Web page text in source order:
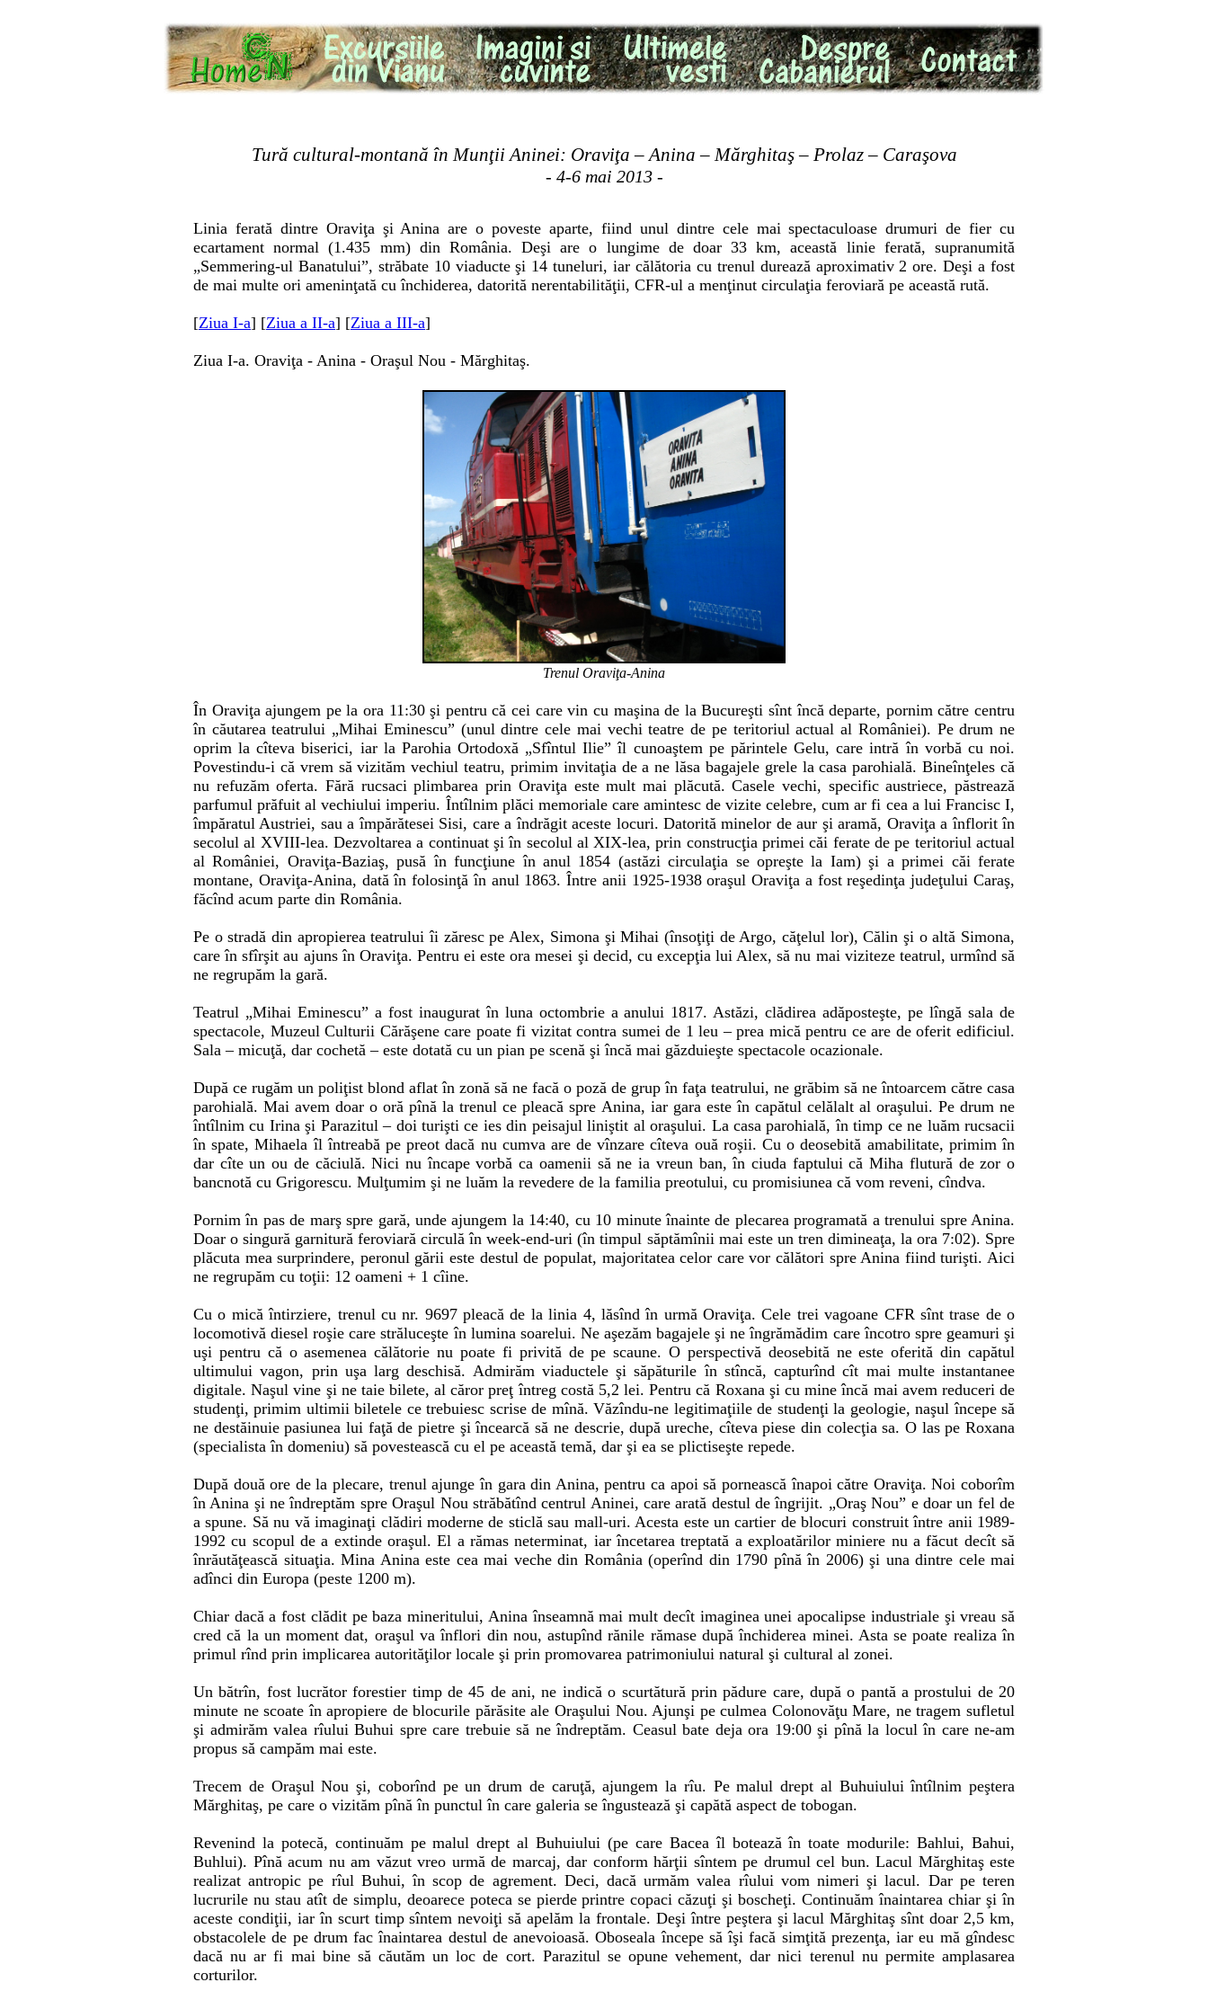
Tură cultural-montană în Munţii Aninei: Oraviţa – Anina – Mărghitaş – Prolaz – Caraşova
- 4-6 mai 2013 -
Linia ferată dintre Oraviţa şi Anina are o poveste aparte, fiind unul dintre cele mai spectaculoase drumuri de fier cu
ecartament normal (1.435 mm) din România. Deşi are o lungime de doar 33 km, această linie ferată, supranumită
„Semmering-ul Banatului”, străbate 10 viaducte şi 14 tuneluri, iar călătoria cu trenul durează aproximativ 2 ore. Deşi a fost
de mai multe ori ameninţată cu închiderea, datorită nerentabilităţii, CFR-ul a menţinut circulaţia feroviară pe această rută.
[Ziua I-a] [Ziua a II-a] [Ziua a III-a]
Ziua I-a. Oraviţa - Anina - Oraşul Nou - Mărghitaş.
Trenul Oraviţa-Anina
În Oraviţa ajungem pe la ora 11:30 şi pentru că cei care vin cu maşina de la Bucureşti sînt încă departe, pornim către centru
în căutarea teatrului „Mihai Eminescu” (unul dintre cele mai vechi teatre de pe teritoriul actual al României). Pe drum ne
oprim la cîteva biserici, iar la Parohia Ortodoxă „Sfîntul Ilie” îl cunoaştem pe părintele Gelu, care intră în vorbă cu noi.
Povestindu-i că vrem să vizităm vechiul teatru, primim invitaţia de a ne lăsa bagajele grele la casa parohială. Bineînţeles că
nu refuzăm oferta. Fără rucsaci plimbarea prin Oraviţa este mult mai plăcută. Casele vechi, specific austriece, păstrează
parfumul prăfuit al vechiului imperiu. Întîlnim plăci memoriale care amintesc de vizite celebre, cum ar fi cea a lui Francisc I,
împăratul Austriei, sau a împărătesei Sisi, care a îndrăgit aceste locuri. Datorită minelor de aur şi aramă, Oraviţa a înflorit în
secolul al XVIII-lea. Dezvoltarea a continuat şi în secolul al XIX-lea, prin construcţia primei căi ferate de pe teritoriul actual
al României, Oraviţa-Baziaş, pusă în funcţiune în anul 1854 (astăzi circulaţia se opreşte la Iam) şi a primei căi ferate
montane, Oraviţa-Anina, dată în folosinţă în anul 1863. Între anii 1925-1938 oraşul Oraviţa a fost reşedinţa judeţului Caraş,
făcînd acum parte din România.
Pe o stradă din apropierea teatrului îi zăresc pe Alex, Simona şi Mihai (însoţiţi de Argo, căţelul lor), Călin şi o altă Simona,
care în sfîrşit au ajuns în Oraviţa. Pentru ei este ora mesei şi decid, cu excepţia lui Alex, să nu mai viziteze teatrul, urmînd să
ne regrupăm la gară.
Teatrul „Mihai Eminescu” a fost inaugurat în luna octombrie a anului 1817. Astăzi, clădirea adăposteşte, pe lîngă sala de
spectacole, Muzeul Culturii Cărăşene care poate fi vizitat contra sumei de 1 leu – prea mică pentru ce are de oferit edificiul.
Sala – micuţă, dar cochetă – este dotată cu un pian pe scenă şi încă mai găzduieşte spectacole ocazionale.
După ce rugăm un poliţist blond aflat în zonă să ne facă o poză de grup în faţa teatrului, ne grăbim să ne întoarcem către casa
parohială. Mai avem doar o oră pînă la trenul ce pleacă spre Anina, iar gara este în capătul celălalt al oraşului. Pe drum ne
întîlnim cu Irina şi Parazitul – doi turişti ce ies din peisajul liniştit al oraşului. La casa parohială, în timp ce ne luăm rucsacii
în spate, Mihaela îl întreabă pe preot dacă nu cumva are de vînzare cîteva ouă roşii. Cu o deosebită amabilitate, primim în
dar cîte un ou de căciulă. Nici nu încape vorbă ca oamenii să ne ia vreun ban, în ciuda faptului că Miha flutură de zor o
bancnotă cu Grigorescu. Mulţumim şi ne luăm la revedere de la familia preotului, cu promisiunea că vom reveni, cîndva.
Pornim în pas de marş spre gară, unde ajungem la 14:40, cu 10 minute înainte de plecarea programată a trenului spre Anina.
Doar o singură garnitură feroviară circulă în week-end-uri (în timpul săptămînii mai este un tren dimineaţa, la ora 7:02). Spre
plăcuta mea surprindere, peronul gării este destul de populat, majoritatea celor care vor călători spre Anina fiind turişti. Aici
ne regrupăm cu toţii: 12 oameni + 1 cîine.
Cu o mică întirziere, trenul cu nr. 9697 pleacă de la linia 4, lăsînd în urmă Oraviţa. Cele trei vagoane CFR sînt trase de o
locomotivă diesel roşie care străluceşte în lumina soarelui. Ne aşezăm bagajele şi ne îngrămădim care încotro spre geamuri şi
uşi pentru că o asemenea călătorie nu poate fi privită de pe scaune. O perspectivă deosebită ne este oferită din capătul
ultimului vagon, prin uşa larg deschisă. Admirăm viaductele şi săpăturile în stîncă, capturînd cît mai multe instantanee
digitale. Naşul vine şi ne taie bilete, al căror preţ întreg costă 5,2 lei. Pentru că Roxana şi cu mine încă mai avem reduceri de
studenţi, primim ultimii biletele ce trebuiesc scrise de mînă. Văzîndu-ne legitimaţiile de studenţi la geologie, naşul începe să
ne destăinuie pasiunea lui faţă de pietre şi încearcă să ne descrie, după ureche, cîteva piese din colecţia sa. O las pe Roxana
(specialista în domeniu) să povestească cu el pe această temă, dar şi ea se plictiseşte repede.
După două ore de la plecare, trenul ajunge în gara din Anina, pentru ca apoi să pornească înapoi către Oraviţa. Noi coborîm
în Anina şi ne îndreptăm spre Oraşul Nou străbătînd centrul Aninei, care arată destul de îngrijit. „Oraş Nou” e doar un fel de
a spune. Să nu vă imaginaţi clădiri moderne de sticlă sau mall-uri. Acesta este un cartier de blocuri construit între anii 1989-
1992 cu scopul de a extinde oraşul. El a rămas neterminat, iar încetarea treptată a exploatărilor miniere nu a făcut decît să
înrăutăţească situaţia. Mina Anina este cea mai veche din România (operînd din 1790 pînă în 2006) şi una dintre cele mai
adînci din Europa (peste 1200 m).
Chiar dacă a fost clădit pe baza mineritului, Anina înseamnă mai mult decît imaginea unei apocalipse industriale şi vreau să
cred că la un moment dat, oraşul va înflori din nou, astupînd rănile rămase după închiderea minei. Asta se poate realiza în
primul rînd prin implicarea autorităţilor locale şi prin promovarea patrimoniului natural şi cultural al zonei.
Un bătrîn, fost lucrător forestier timp de 45 de ani, ne indică o scurtătură prin pădure care, după o pantă a prostului de 20
minute ne scoate în apropiere de blocurile părăsite ale Oraşului Nou. Ajunşi pe culmea Colonovăţu Mare, ne tragem sufletul
şi admirăm valea rîului Buhui spre care trebuie să ne îndreptăm. Ceasul bate deja ora 19:00 şi pînă la locul în care ne-am
propus să campăm mai este.
Trecem de Oraşul Nou şi, coborînd pe un drum de caruţă, ajungem la rîu. Pe malul drept al Buhuiului întîlnim peştera
Mărghitaş, pe care o vizităm pînă în punctul în care galeria se îngustează şi capătă aspect de tobogan.
Revenind la potecă, continuăm pe malul drept al Buhuiului (pe care Bacea îl botează în toate modurile: Bahlui, Bahui,
Buhlui). Pînă acum nu am văzut vreo urmă de marcaj, dar conform hărţii sîntem pe drumul cel bun. Lacul Mărghitaş este
realizat antropic pe rîul Buhui, în scop de agrement. Deci, dacă urmăm valea rîului vom nimeri şi lacul. Dar pe teren
lucrurile nu stau atît de simplu, deoarece poteca se pierde printre copaci căzuţi şi boscheţi. Continuăm înaintarea chiar şi în
aceste condiţii, iar în scurt timp sîntem nevoiţi să apelăm la frontale. Deşi între peştera şi lacul Mărghitaş sînt doar 2,5 km,
obstacolele de pe drum fac înaintarea destul de anevoioasă. Oboseala începe să îşi facă simţită prezenţa, iar eu mă gîndesc
dacă nu ar fi mai bine să căutăm un loc de cort. Parazitul se opune vehement, dar nici terenul nu permite amplasarea
corturilor.